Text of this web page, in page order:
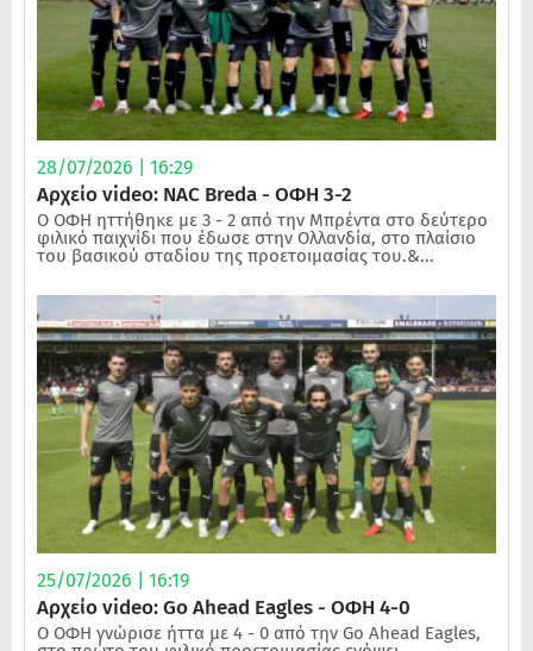
28/07/2026 | 16:29
Αρχείο video: NAC Breda - ΟΦΗ 3-2
Ο ΟΦΗ ηττήθηκε με 3 - 2 από την Μπρέντα στο δεύτερο
φιλικό παιχνίδι που έδωσε στην Ολλανδία, στο πλαίσιο
του βασικού σταδίου της προετοιμασίας του.&...
25/07/2026 | 16:19
Αρχείο video: Go Ahead Eagles - ΟΦΗ 4-0
Ο ΟΦΗ γνώρισε ήττα με 4 - 0 από την Go Ahead Eagles,